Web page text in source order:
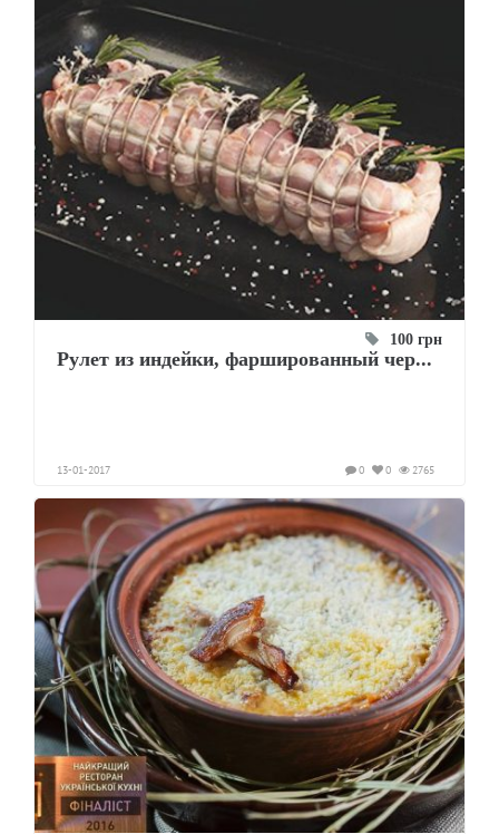
100 грн
Рулет из индейки, фаршированный чер...
13-01-2017 2765
0
0